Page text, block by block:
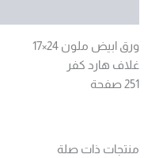
ورق ابيض ملون 24×17
غلاف هارد كفر
251 صفحة
منتجات ذات صلة